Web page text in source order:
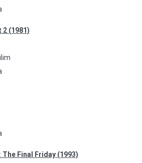
2 (1981)
Final Friday (1993)